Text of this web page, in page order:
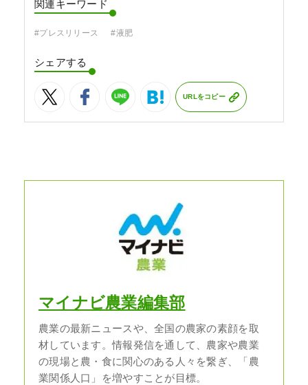
関連キーワード
#プレスリリース #液肥
シェアする
URLをコピー
マイナビ農業編集部
農業の最新ニュースや、全国の農家の素顔を取
材しています。情報発信を通して、農家や農業
の現場と農・食に関心のある人々を繋ぎ、「農
業関係人口」を増やすことが目標。